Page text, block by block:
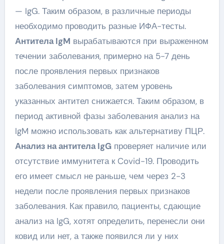
— IgG. Таким образом, в различные периоды
необходимо проводить разные ИФА-тесты.
Антитела IgM вырабатываются при выраженном
течении заболевания, примерно на 5-7 день
после проявления первых признаков
заболевания симптомов, затем уровень
указанных антител снижается. Таким образом, в
период активной фазы заболевания анализ на
IgM можно использовать как альтернативу ПЦР.
Анализ на антитела IgGпроверяет наличие или
отсутствие иммунитета к Covid-19. Проводить
его имеет смысл не раньше, чем через 2-3
недели после проявления первых признаков
заболевания. Как правило, пациенты, сдающие
анализ на IgG, хотят определить, перенесли они
ковид или нет, а также появился ли у них